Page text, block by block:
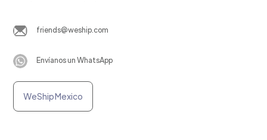
friends@weship.com
Envíanos un WhatsApp
WeShip Mexico